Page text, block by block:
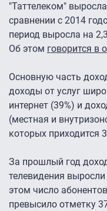
"Таттелеком"
сравнении с 2014
период выросла на
Об этом говорится в
Основную часть
доходы от услуг
интернет (39%) и
(местная и
которых приходится
За прошлый год
телевидения
этом число
превысило отметку